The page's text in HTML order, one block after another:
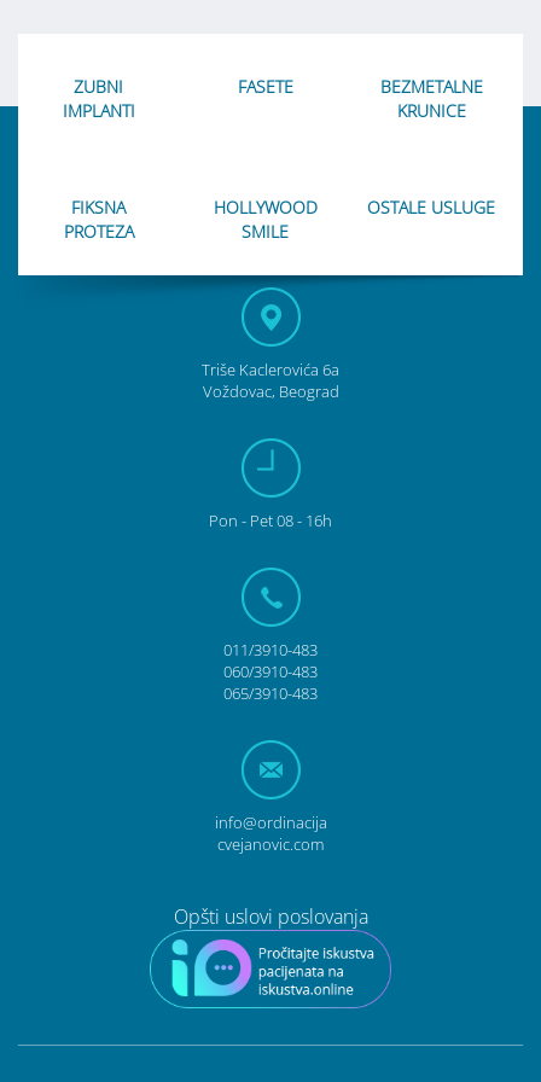
ZUBNI
IMPLANTI
FASETE
BEZMETALNE
KRUNICE
FIKSNA
PROTEZA
HOLLYWOOD
SMILE
OSTALE USLUGE
Triše Kaclerovića 6a
Voždovac, Beograd
Pon - Pet08 - 16h
011/3910-483
060/3910-483
065/3910-483
info@ordinacija
cvejanovic.com
Opšti uslovi poslovanja